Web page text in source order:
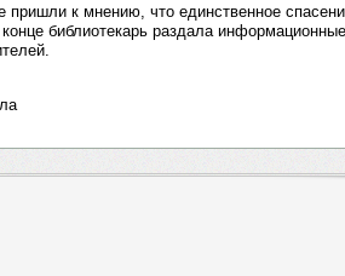
к мнению, что единственное
библиотекарь раздала